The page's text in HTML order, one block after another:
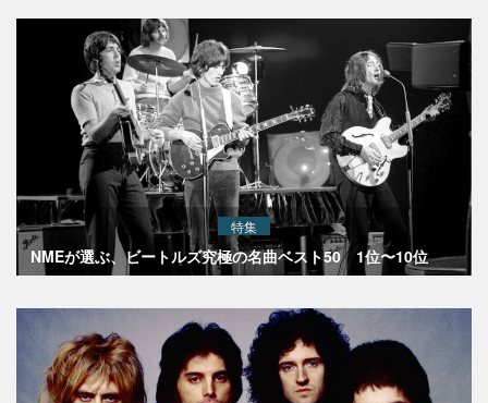
特集
NMEが選ぶ、ビートルズ究極の名曲ベスト50 1位〜10位